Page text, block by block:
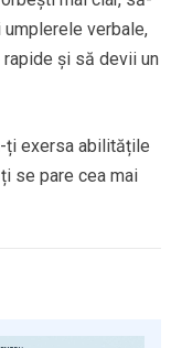
verbale,
și să devii un
ți exersa abilitățile
se pare cea mai